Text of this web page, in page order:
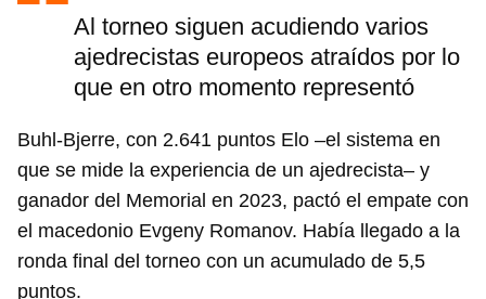
Al torneo siguen acudiendo varios
ajedrecistas europeos atraídos por lo
que en otro momento representó
Buhl-Bjerre, con 2.641 puntos Elo –el sistema en
que se mide la experiencia de un ajedrecista– y
ganador del Memorial en 2023, pactó el empate con
el macedonio Evgeny Romanov. Había llegado a la
ronda final del torneo con un acumulado de 5,5
puntos.